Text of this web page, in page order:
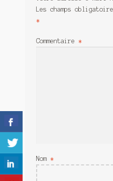
Meurtre en alternance
Sans retour
Sauver ou périr
Une baffe et ça repart
Les champs
*
Commentaire *
Nom *